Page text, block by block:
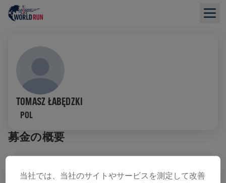
TOMASZ ŁABĘDZKI
POL
募金の概要
当社では、当社のサイトやサービスを測定して改善